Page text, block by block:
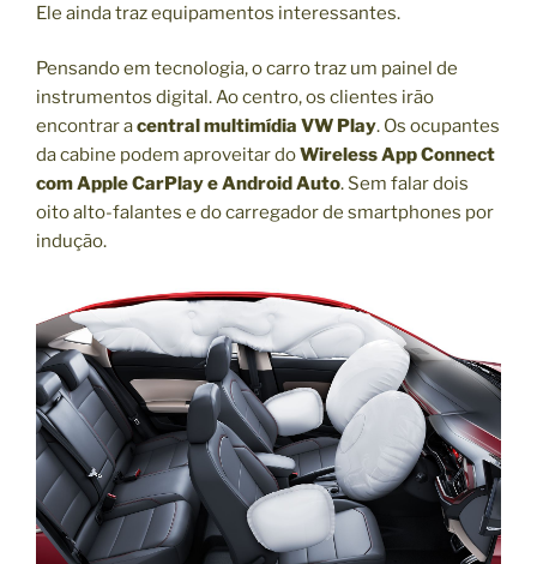
Ele ainda traz equipamentos interessantes.
Pensando em tecnologia, o carro traz um painel de
instrumentos digital. Ao centro, os clientes irão
encontrar acentral multimídia VW Play. Os ocupantes
da cabine podem aproveitar doWireless App Connect
com Apple CarPlay e Android Auto. Sem falar dois
oito alto-falantes e do carregador de smartphones por
indução.